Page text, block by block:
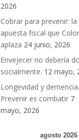
2026
Cobrar para prevenir: la
apuesta fiscal que
aplaza 24 junio, 2026
Envejecer no debería
socialmente. 12 mayo,
Longevidad y demencia.
Prevenir es combatir 7
mayo, 2026
agosto 2026